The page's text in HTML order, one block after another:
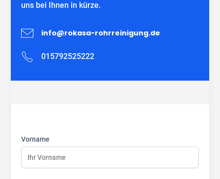
uns bei Ihnen in kürze.
info@rokasa-rohrreinigung.de
015792525222
name:
name:
name:
Vorname